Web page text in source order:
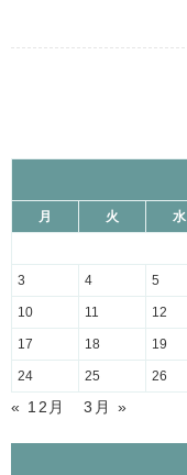
月 火 水
3 4 5
10 11 12
17 18 19
24 25 26
« 12月 3月 »